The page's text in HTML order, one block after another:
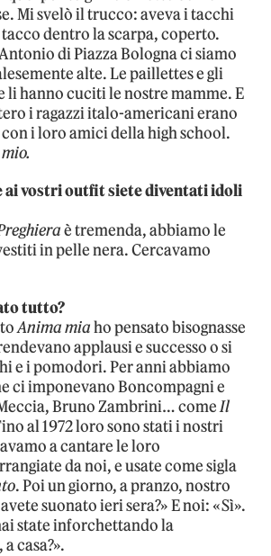
Mi svelò il trucco: aveva i tacchi
dentro la scarpa, coperto.
di Piazza Bologna ci siamo
alte. Le paillettes e gli
li hanno cuciti le nostre mamme. E
i ragazzi italo-americani erano
i loro amici della high school.
mio.
ai vostri outfit siete diventati idoli
è tremenda, abbiamo le
in pelle nera. Cercavamo
tutto?
Anima miaho pensato bisognasse
applausi e successo o si
e i pomodori. Per anni abbiamo
ci imponevano Boncompagni e
Bruno Zambrini… comeIl
al 1972 loro sono stati i nostri
a cantare le loro
da noi, e usate come sigla
. Poi un giorno, a pranzo, nostro
suonato ieri sera?» E noi: «Sì».
state inforchettando la
casa?».